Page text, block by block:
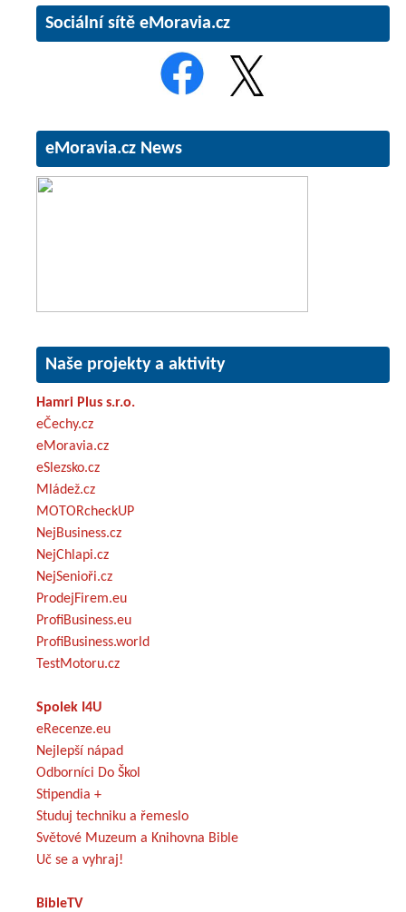
Sociální sítě eMoravia.cz
eMoravia.cz News
Naše projekty a aktivity
Hamri Plus s.r.o.
eČechy.cz
eMoravia.cz
eSlezsko.cz
Mládež.cz
MOTORcheckUP
NejBusiness.cz
NejChlapi.cz
NejSenioři.cz
ProdejFirem.eu
ProfiBusiness.eu
ProfiBusiness.world
TestMotoru.cz
Spolek I4U
eRecenze.eu
Nejlepší nápad
Odborníci Do Škol
Stipendia +
Studuj techniku a řemeslo
Světové Muzeum a Knihovna Bible
Uč se a vyhraj!
BibleTV